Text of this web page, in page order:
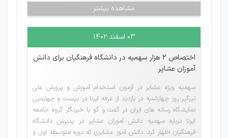
مشاهده بیشتر
۰۳ اسفند ۱۴۰۲
اختصاص 2 هزار سهمیه در دانشگاه فرهنگیان برای دانش
آموزان عشایر
سهمیه ویژه عشایر در آزمون استخدام آموزش و پرورش علی
تیرگیر روز چهارشنبه در بازدید از غرفه ایرنا در بیست و چهارمین
نمایشگاه رسانه های ایران در گفت و گو با خبرنگار گروه جامعه
ایرنا درباره سهمیه دانش آموزان عشایر در پذیرش دانشگاه
فرهنگیان اظهار کرد: دانش آموز عشایری که دوره متوسطه اول و